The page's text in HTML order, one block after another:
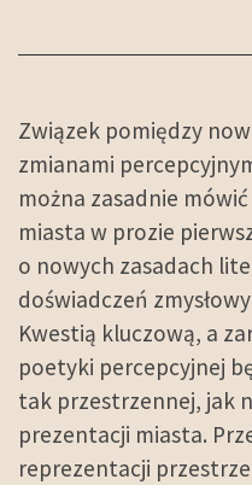
Związek pomiędzy
zmianami
można zasadnie
miasta w prozie
o nowych zasadach
doświadczeń
Kwestią kluczową, a
poetyki percepcyjnej
tak przestrzennej, jak
prezentacji miasta.
reprezentacji